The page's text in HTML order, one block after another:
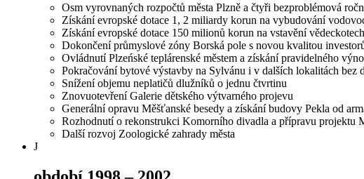
Osm vyrovnaných rozpočtů města Plzně a čtyři bezproblémová
Získání evropské dotace 1, 2 miliardy korun na vybudování
Získání evropské dotace 150 milionů korun na vstavění
Dokončení průmyslové zóny Borská pole s novou kvalitou
Ovládnutí Plzeńské teplárenské městem a získání pravidelného
Pokračování bytové výstavby na Sylvánu i v dalších lokalitách bez
Snížení objemu neplatičů dlužníků o jednu čtvrtinu
Znovuotevření Galerie dětského výtvarného projevu
Generální opravu Měšťanské besedy a získání budovy Pekla od
Rozhodnutí o rekonstrukci Komorního divadla a přípravu projektu
Další rozvoj Zoologické zahrady města
J